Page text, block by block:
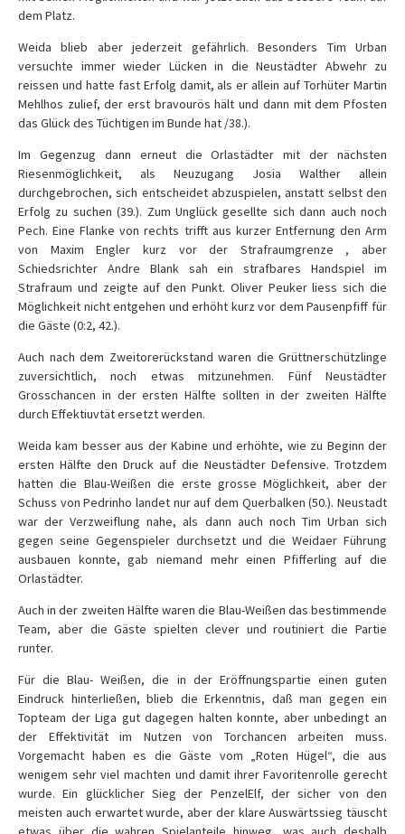
dem Platz.
Weida blieb aber jederzeit gefährlich. Besonders Tim Urban
versuchte immer wieder Lücken in die Neustädter Abwehr zu
reissen und hatte fast Erfolg damit, als er allein auf Torhüter Martin
Mehlhos zulief, der erst bravourös hält und dann mit dem Pfosten
das Glück des Tüchtigen im Bunde hat /38.).
Im Gegenzug dann erneut die Orlastädter mit der nächsten
Riesenmöglichkeit, als Neuzugang Josia Walther allein
durchgebrochen, sich entscheidet abzuspielen, anstatt selbst den
Erfolg zu suchen (39.). Zum Unglück gesellte sich dann auch noch
Pech. Eine Flanke von rechts trifft aus kurzer Entfernung den Arm
von Maxim Engler kurz vor der Strafraumgrenze , aber
Schiedsrichter Andre Blank sah ein strafbares Handspiel im
Strafraum und zeigte auf den Punkt. Oliver Peuker liess sich die
Möglichkeit nicht entgehen und erhöht kurz vor dem Pausenpfiff für
die Gäste (0:2, 42.).
Auch nach dem Zweitorerückstand waren die Grüttnerschützlinge
zuversichtlich, noch etwas mitzunehmen. Fünf Neustädter
Grosschancen in der ersten Hälfte sollten in der zweiten Hälfte
durch Effektiuvtät ersetzt werden.
Weida kam besser aus der Kabine und erhöhte, wie zu Beginn der
ersten Hälfte den Druck auf die Neustädter Defensive. Trotzdem
hatten die Blau-Weißen die erste grosse Möglichkeit, aber der
Schuss von Pedrinho landet nur auf dem Querbalken (50.). Neustadt
war der Verzweiflung nahe, als dann auch noch Tim Urban sich
gegen seine Gegenspieler durchsetzt und die Weidaer Führung
ausbauen konnte, gab niemand mehr einen Pfifferling auf die
Orlastädter.
Auch in der zweiten Hälfte waren die Blau-Weißen das bestimmende
Team, aber die Gäste spielten clever und routiniert die Partie
runter.
Für die Blau- Weißen, die in der Eröffnungspartie einen guten
Eindruck hinterließen, blieb die Erkenntnis, daß man gegen ein
Topteam der Liga gut dagegen halten konnte, aber unbedingt an
der Effektivität im Nutzen von Torchancen arbeiten muss.
Vorgemacht haben es die Gäste vom „Roten Hügel“, die aus
wenigem sehr viel machten und damit ihrer Favoritenrolle gerecht
wurde. Ein glücklicher Sieg der PenzelElf, der sicher von den
meisten auch erwartet wurde, aber der klare Auswärtssieg täuscht